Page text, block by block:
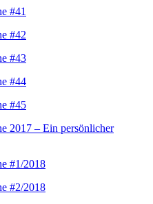
#41
#42
#43
#44
#45
2017 – Ein persönlicher
#1/2018
#2/2018